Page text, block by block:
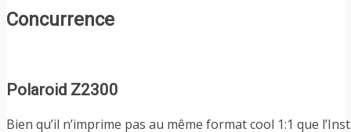
Concurrence
Polaroid Z2300
Bien qu’il n’imprime pas au même format cool 1:1 que